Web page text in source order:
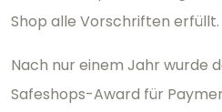
Shop alle Vorschriften erfüllt.
Nach nur einem Jahr wurde
Safeshops-Award für